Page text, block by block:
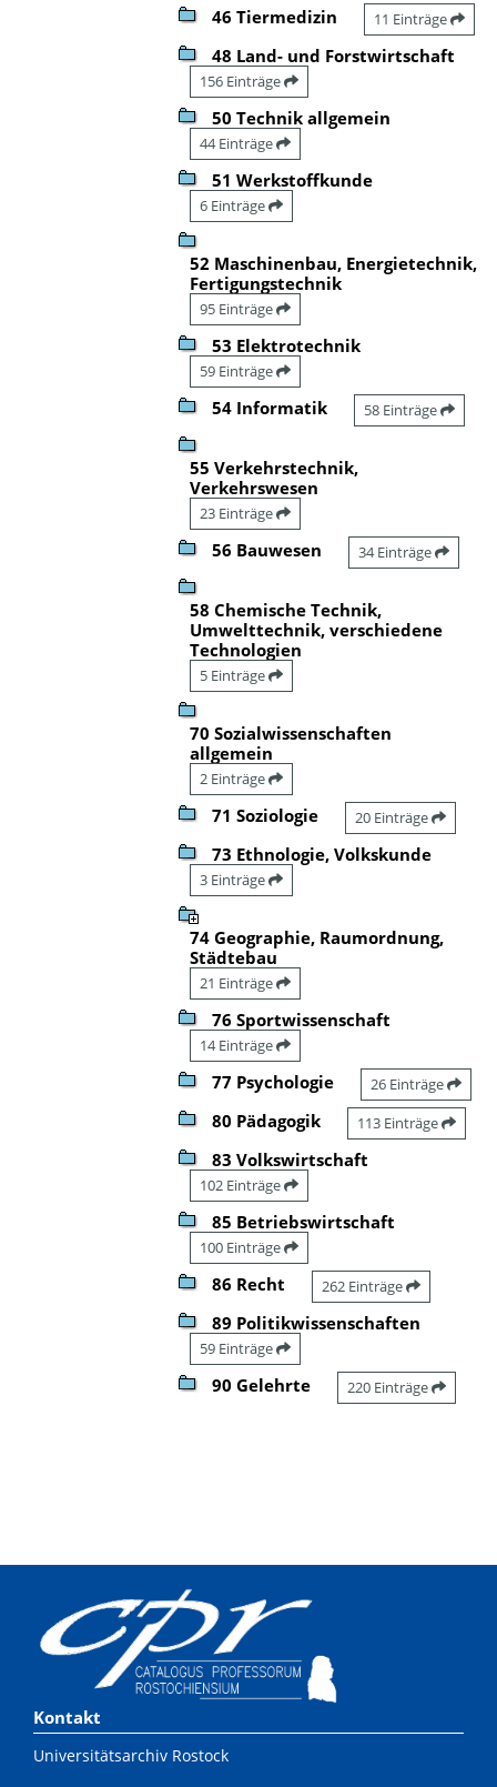
46 Tiermedizin 11 Einträge
48 Land- und Forstwirtschaft
156 Einträge
50 Technik allgemein
44 Einträge
51 Werkstoffkunde
6 Einträge
52 Maschinenbau, Energietechnik,
Fertigungstechnik
95 Einträge
53 Elektrotechnik
59 Einträge
54 Informatik 58 Einträge
55 Verkehrstechnik,
Verkehrswesen
23 Einträge
56 Bauwesen 34 Einträge
58 Chemische Technik,
Umwelttechnik, verschiedene
Technologien
5 Einträge
70 Sozialwissenschaften
allgemein
2 Einträge
71 Soziologie 20 Einträge
73 Ethnologie, Volkskunde
3 Einträge
74 Geographie, Raumordnung,
Städtebau
21 Einträge
76 Sportwissenschaft
14 Einträge
77 Psychologie 26 Einträge
80 Pädagogik 113 Einträge
83 Volkswirtschaft
102 Einträge
85 Betriebswirtschaft
100 Einträge
86 Recht 262 Einträge
89 Politikwissenschaften
59 Einträge
90 Gelehrte 220 Einträge
Kontakt
Universitätsarchiv Rostock